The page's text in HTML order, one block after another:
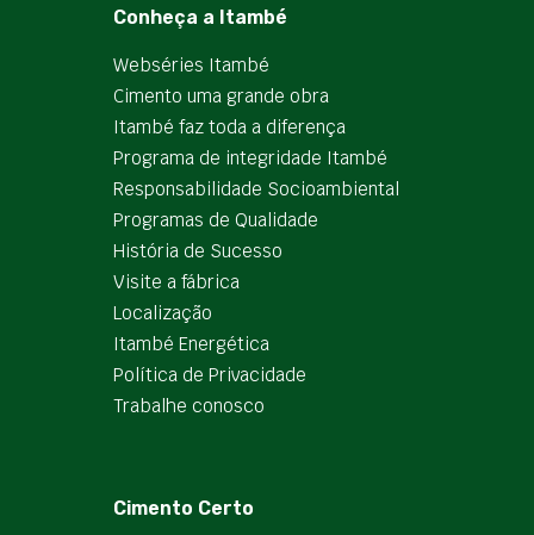
Conheça a Itambé
Webséries Itambé
Cimento uma grande obra
Itambé faz toda a diferença
Programa de integridade Itambé
Responsabilidade Socioambiental
Programas de Qualidade
História de Sucesso
Visite a fábrica
Localização
Itambé Energética
Política de Privacidade
Trabalhe conosco
Cimento Certo